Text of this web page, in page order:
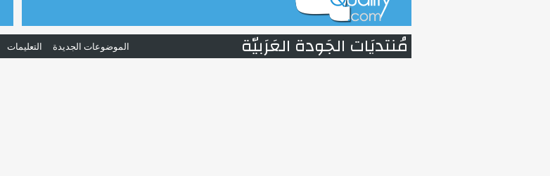
الموضوعات الجديدة التعليمات مُنتديَات الجَودة العَرَبيّة